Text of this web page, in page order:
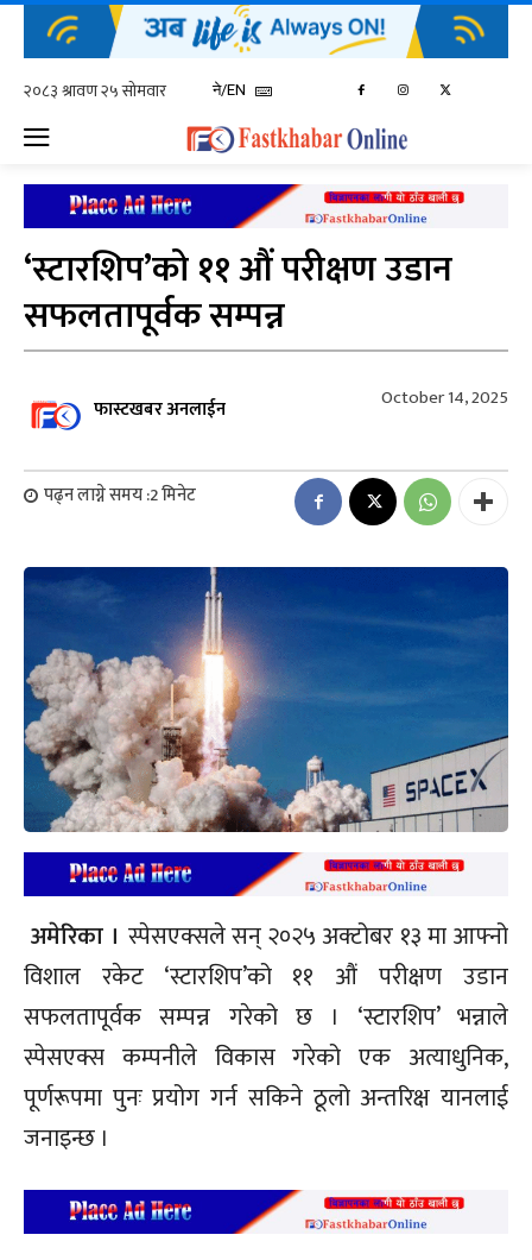
ने/EN
‘स्टारशिप’को ११ औं परीक्षण उडान
सफलतापूर्वक सम्पन्न
फास्टखबर अनलाईन October 14, 2025
पढ्न लाग्ने समय :2मिनेट
अमेरिका । स्पेसएक्सले सन् २०२५ अक्टोबर १३ मा आफ्नो
विशाल रकेट ‘स्टारशिप’को ११ औं परीक्षण उडान
सफलतापूर्वक सम्पन्न गरेको छ । ‘स्टारशिप’ भन्नाले
स्पेसएक्स कम्पनीले विकास गरेको एक अत्याधुनिक,
पूर्णरूपमा पुनः प्रयोग गर्न सकिने ठूलो अन्तरिक्ष यानलाई
जनाइन्छ ।